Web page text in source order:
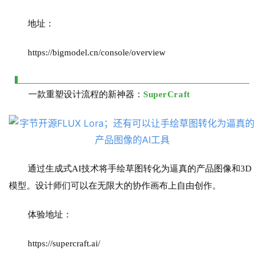
告
地址：
https://bigmodel.cn/console/overview
一款重塑设计流程的新神器： SuperCraft
通过生成式AI技术将手绘草图转化为逼真的产品图像和3D
模型。设计师们可以在无限大的协作画布上自由创作。
体验地址：
https://supercraft.ai/